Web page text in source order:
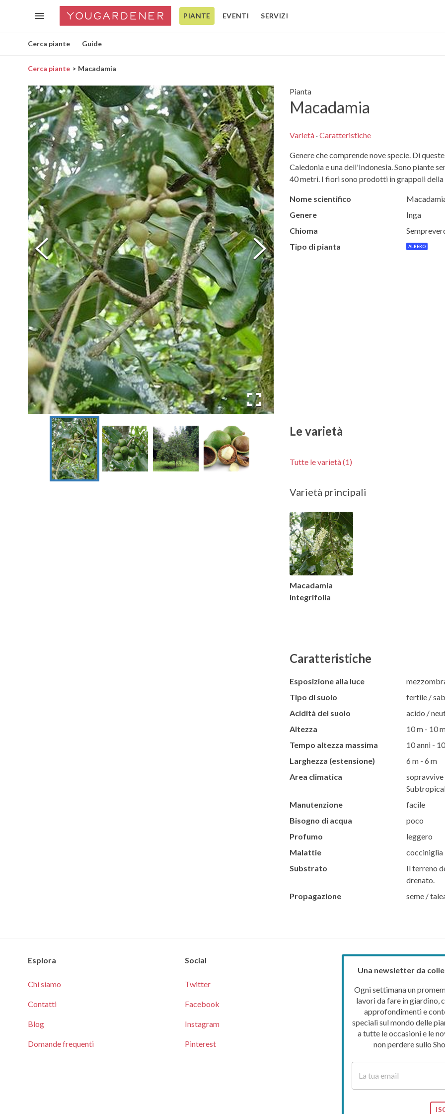
PIANTE EVENTI SERVIZI
Cerca piante Guide
Cerca piante Macadamia
Pianta
Macadamia
Varietà·Caratteristiche
Genere che comprende nove specie. Di
Caledonia e una dell'Indonesia. Sono piante
40 metri. I fiori sono prodotti in grappoli
Nome scientifico
Genere
Inga
Chioma
Tipo di pianta
ALBERO
Le varietà
Tutte le varietà (1)
Varietà principali
Macadamia
integrifolia
Caratteristiche
Esposizione alla luce
Tipo di suolo
fertile /
Acidità del suolo
acido /
Altezza
10 m - 10
Tempo altezza massima
10 anni -
Larghezza (estensione)
6 m - 6 m
Area climatica
sopravvive
Manutenzione
facile
Bisogno di acqua
poco
Profumo
leggero
Malattie
cocciniglia
Substrato
Il terreno
drenato.
Propagazione
seme /
Esplora
Chi siamo
Contatti
Blog
Domande frequenti
Social
Twitter
Facebook
Instagram
Pinterest
Una newsletter da
Ogni settimana un
lavori da fare in giardino,
approfondimenti e
speciali sul mondo delle
a tutte le occasioni e le
non perdere sullo